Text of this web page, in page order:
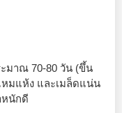
มาณ 70-80 วัน (ขึ้น
มแห้ง และเมล็ดแน่น
หนักดี